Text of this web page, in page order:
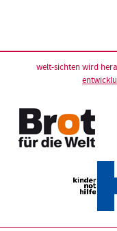
welt-sichten wird